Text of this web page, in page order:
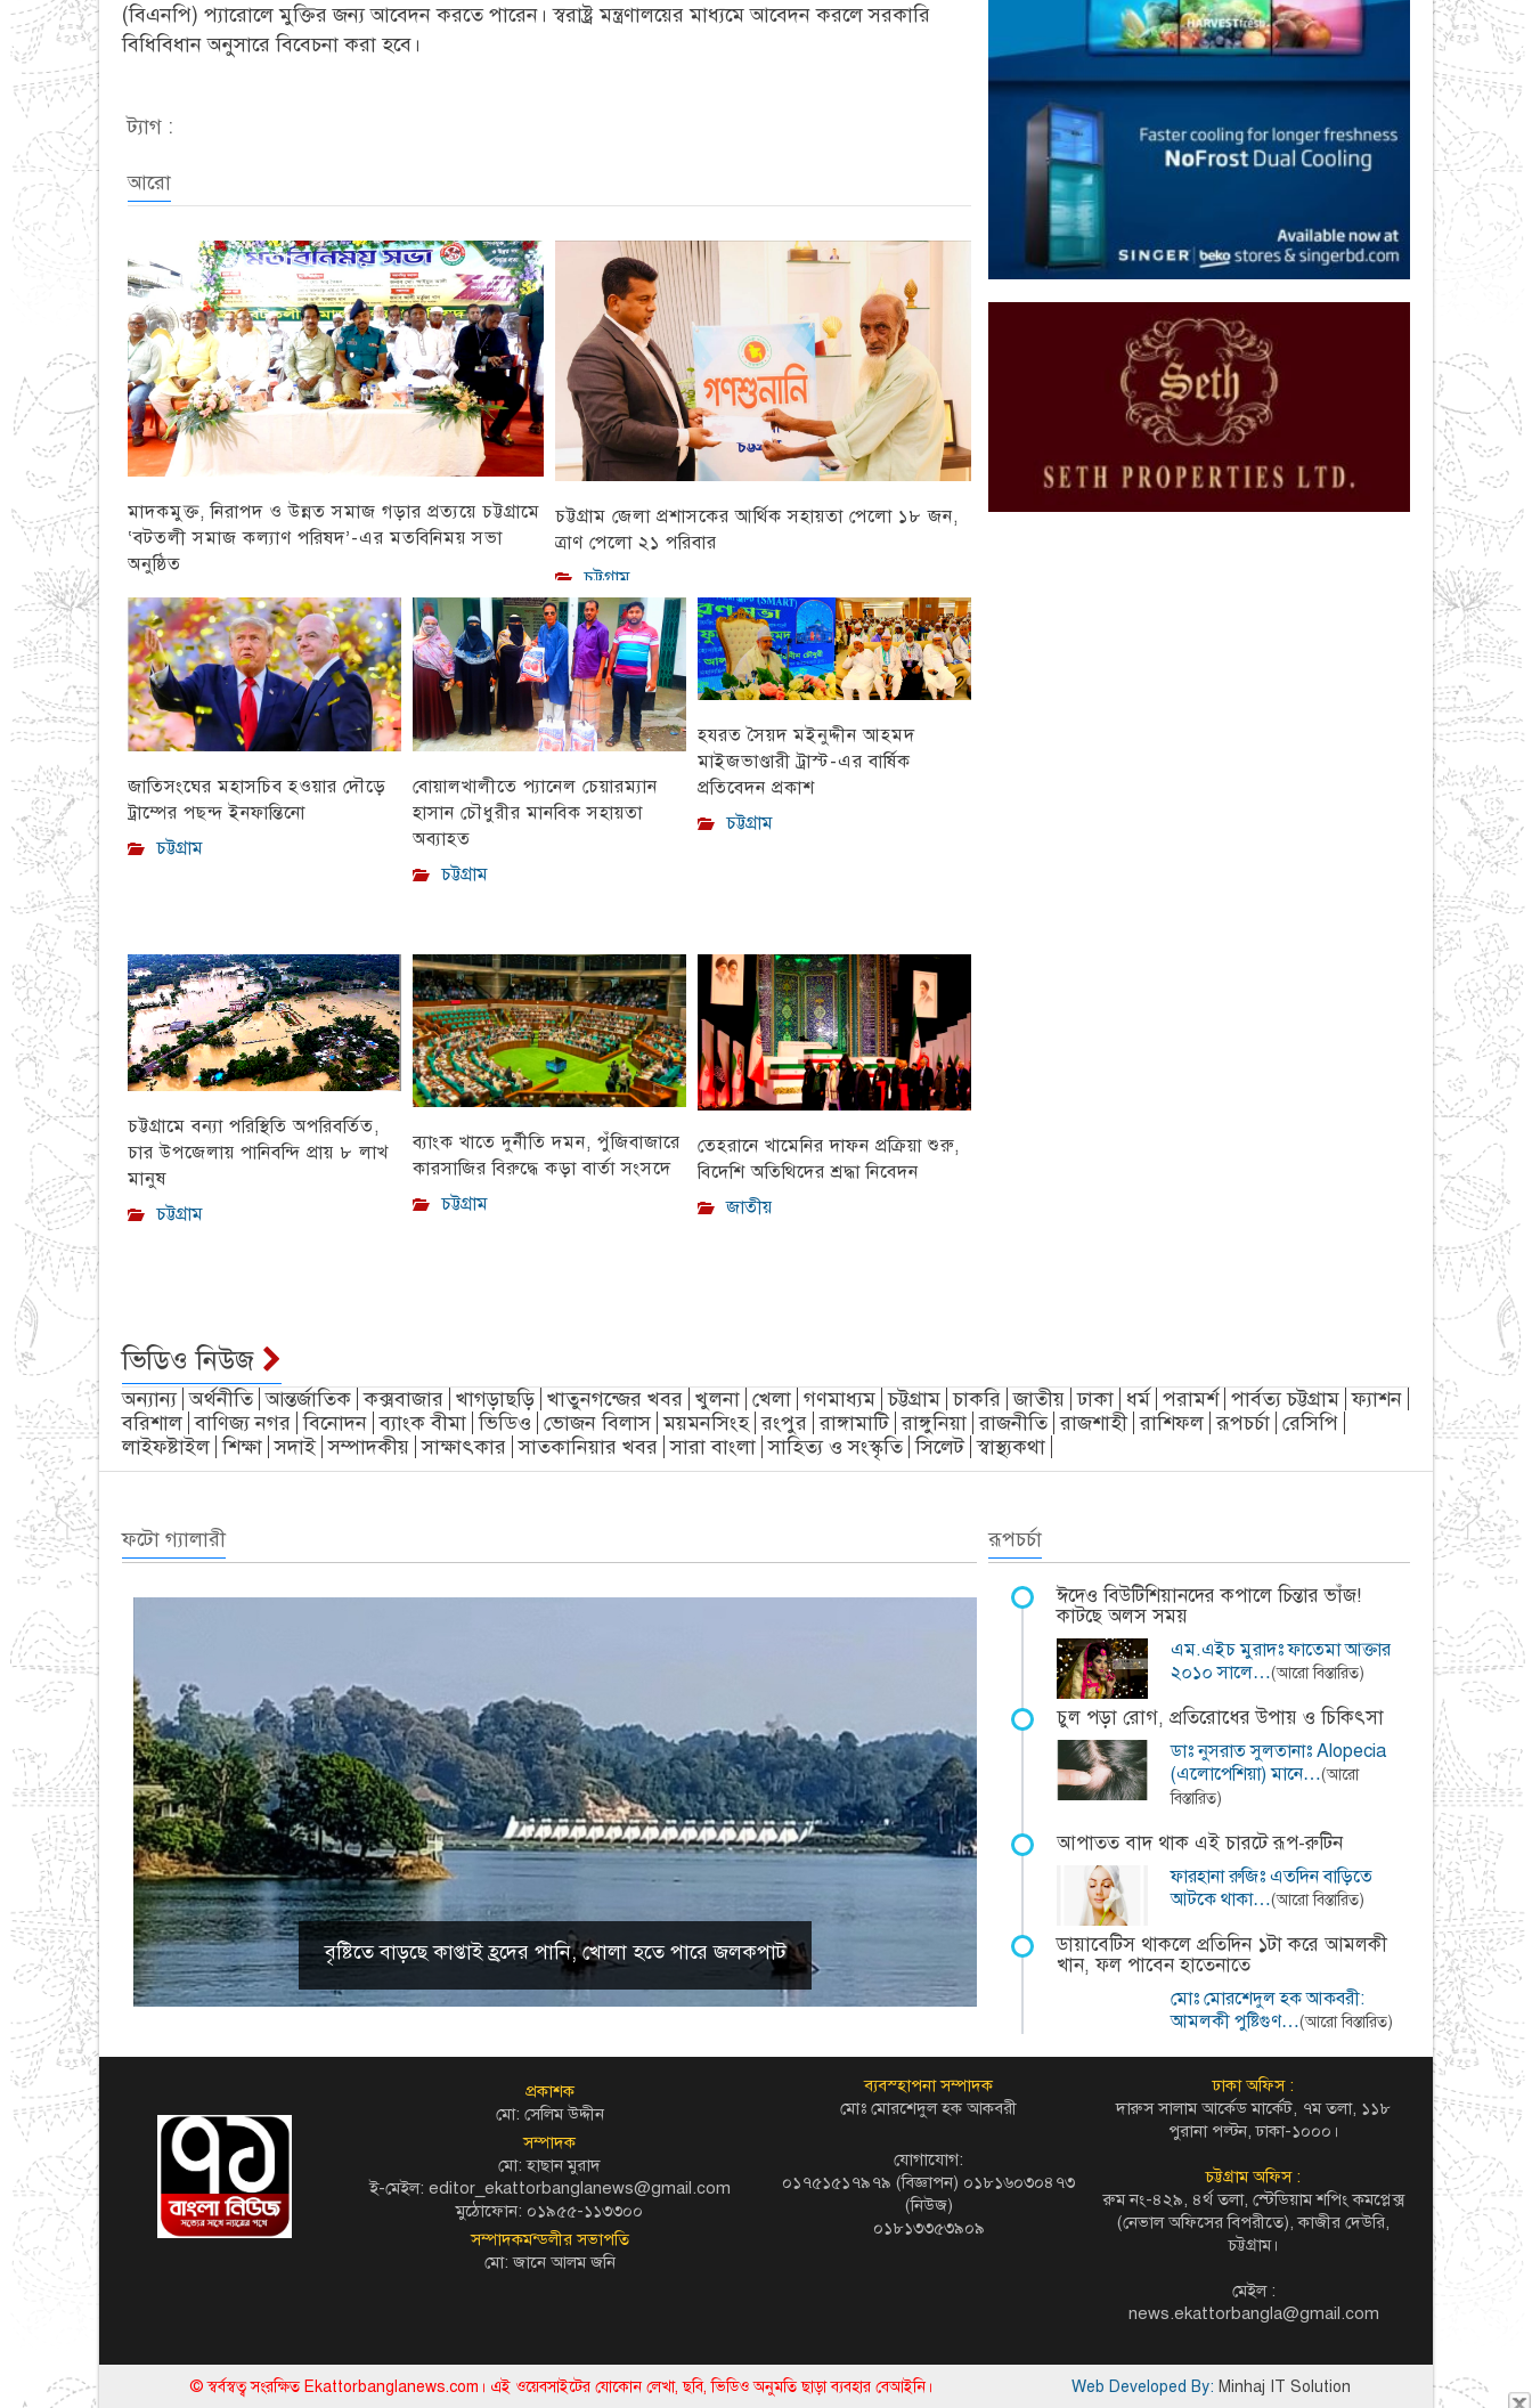
(বিএনপি) প্যারোলে মুক্তির জন্য আবেদন করতে পারেন। স্বরাষ্ট্র মন্ত্রণালয়ের মাধ্যমে আবেদন করলে সরকারি
বিধিবিধান অনুসারে বিবেচনা করা হবে।
ট্যাগ :
আরো
মাদকমুক্ত, নিরাপদ ও উন্নত সমাজ গড়ার প্রত্যয়ে চট্টগ্রামে
‘বটতলী সমাজ কল্যাণ পরিষদ’-এর মতবিনিময় সভা
অনুষ্ঠিত
চট্টগ্রাম
চট্টগ্রাম জেলা প্রশাসকের আর্থিক সহায়তা পেলো ১৮ জন,
ত্রাণ পেলো ২১ পরিবার
চট্টগ্রাম
জাতিসংঘের মহাসচিব হওয়ার দৌড়ে
ট্রাম্পের পছন্দ ইনফান্তিনো
চট্টগ্রাম
বোয়ালখালীতে প্যানেল চেয়ারম্যান
হাসান চৌধুরীর মানবিক সহায়তা
অব্যাহত
চট্টগ্রাম
হযরত সৈয়দ মইনুদ্দীন আহমদ
মাইজভাণ্ডারী ট্রাস্ট-এর বার্ষিক
প্রতিবেদন প্রকাশ
চট্টগ্রাম
চট্টগ্রামে বন্যা পরিস্থিতি অপরিবর্তিত,
চার উপজেলায় পানিবন্দি প্রায় ৮ লাখ
মানুষ
চট্টগ্রাম
ব্যাংক খাতে দুর্নীতি দমন, পুঁজিবাজারে
কারসাজির বিরুদ্ধে কড়া বার্তা সংসদে
চট্টগ্রাম
তেহরানে খামেনির দাফন প্রক্রিয়া শুরু,
বিদেশি অতিথিদের শ্রদ্ধা নিবেদন
জাতীয়
ভিডিও নিউজ
অন্যান্য অর্থনীতি আন্তর্জাতিক কক্সবাজার খাগড়াছড়ি খাতুনগন্জের খবর খুলনা খেলা গণমাধ্যম চট্টগ্রাম চাকরি জাতীয় ঢাকা ধর্ম পরামর্শ পার্বত্য চট্টগ্রাম ফ্যাশন
বরিশাল বাণিজ্য নগর বিনোদন ব্যাংক বীমা ভিডিও ভোজন বিলাস ময়মনসিংহ রংপুর রাঙ্গামাটি রাঙ্গুনিয়া রাজনীতি রাজশাহী রাশিফল রূপচর্চা রেসিপি
লাইফষ্টাইল শিক্ষা সদাই সম্পাদকীয় সাক্ষাৎকার সাতকানিয়ার খবর সারা বাংলা সাহিত্য ও সংস্কৃতি সিলেট স্বাস্থ্যকথা
ফটো গ্যালারী
বৃষ্টিতে বাড়ছে কাপ্তাই হ্রদের পানি, খোলা হতে পারে জলকপাট
রূপচর্চা
ঈদেও বিউটিশিয়ানদের কপালে চিন্তার ভাঁজ!
কাটছে অলস সময়
এম.এইচ মুরাদঃ ফাতেমা আক্তার
২০১০ সালে…(আরো বিস্তারিত)
চুল পড়া রোগ, প্রতিরোধের উপায় ও চিকিৎসা
ডাঃ নুসরাত সুলতানাঃ Alopecia
(এলোপেশিয়া) মানে…(আরো
বিস্তারিত)
আপাতত বাদ থাক এই চারটে রূপ-রুটিন
ফারহানা রুজিঃ এতদিন বাড়িতে
আটকে থাকা…(আরো বিস্তারিত)
ডায়াবেটিস থাকলে প্রতিদিন ১টা করে আমলকী
খান, ফল পাবেন হাতেনাতে
মোঃ মোরশেদুল হক আকবরী:
আমলকী পুষ্টিগুণ…(আরো বিস্তারিত)
প্রকাশক
মো: সেলিম উদ্দীন
সম্পাদক
মো: হাছান মুরাদ
ই-মেইল: editor_ekattorbanglanews@gmail.com
মুঠোফোন: ০১৯৫৫-১১৩৩০০
সম্পাদকমন্ডলীর সভাপতি
মো: জানে আলম জনি
ব্যবস্হাপনা সম্পাদক
মোঃ মোরশেদুল হক আকবরী
যোগাযোগ:
০১৭৫১৫১৭৯৭৯ (বিজ্ঞাপন) ০১৮১৬০৩০৪৭৩
(নিউজ)
০১৮১৩৩৫৩৯০৯
ঢাকা অফিস :
দারুস সালাম আর্কেড মার্কেট, ৭ম তলা, ১১৮
পুরানা পল্টন, ঢাকা-১০০০।
চট্টগ্রাম অফিস :
রুম নং-৪২৯, ৪র্থ তলা, স্টেডিয়াম শপিং কমপ্লেক্স
(নেভাল অফিসের বিপরীতে), কাজীর দেউরি,
চট্টগ্রাম।
মেইল :
news.ekattorbangla@gmail.com
© স্বর্বস্বত্ব সংরক্ষিত Ekattorbanglanews.com। এই ওয়েবসাইটের যোকোন লেখা, ছবি, ভিডিও অনুমতি ছাড়া ব্যবহার বেআইনি। Web Developed By: Minhaj IT Solution